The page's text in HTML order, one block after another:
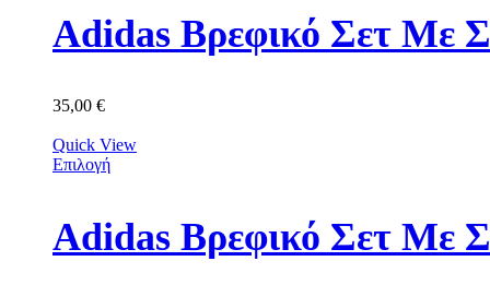
Adidas Βρεφικό Σετ Με
35,00 €
Quick View
Επιλογή
Adidas Βρεφικό Σετ Με